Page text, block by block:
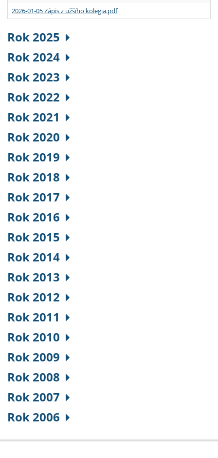
2026-01-05 Zápis z užšího kolegia.pdf
Rok 2025
Rok 2024
Rok 2023
Rok 2022
Rok 2021
Rok 2020
Rok 2019
Rok 2018
Rok 2017
Rok 2016
Rok 2015
Rok 2014
Rok 2013
Rok 2012
Rok 2011
Rok 2010
Rok 2009
Rok 2008
Rok 2007
Rok 2006